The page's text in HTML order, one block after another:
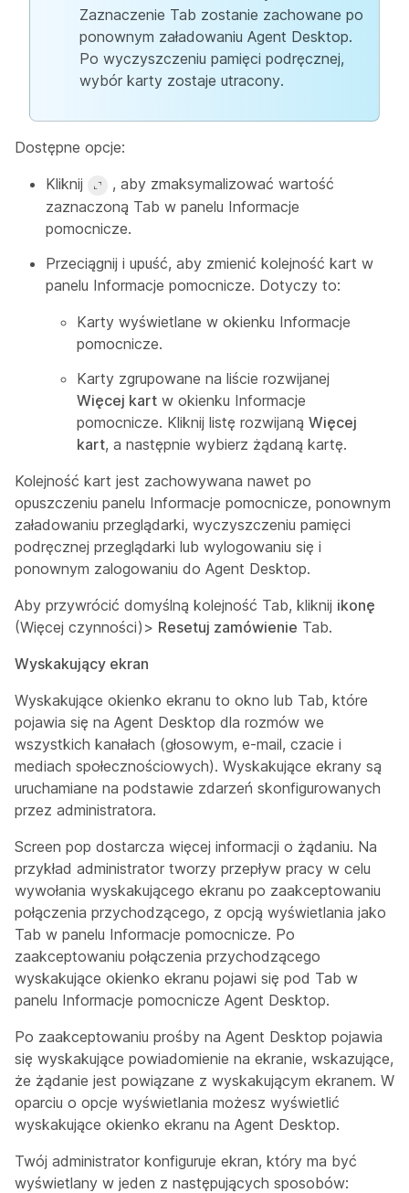
Zaznaczenie Tab zostanie zachowane po
ponownym załadowaniu Agent Desktop.
Po wyczyszczeniu pamięci podręcznej,
wybór karty zostaje utracony.
Dostępne opcje:
Kliknij
, aby zmaksymalizować wartość
zaznaczoną Tab w panelu Informacje
pomocnicze.
Przeciągnij i upuść, aby zmienić kolejność kart w
panelu Informacje pomocnicze. Dotyczy to:
Karty wyświetlane w okienku Informacje
pomocnicze.
Karty zgrupowane na liście rozwijanej
Więcej kart w okienku Informacje
pomocnicze. Kliknij listę rozwijaną Więcej
kart, a następnie wybierz żądaną kartę.
Kolejność kart jest zachowywana nawet po
opuszczeniu panelu Informacje pomocnicze, ponownym
załadowaniu przeglądarki, wyczyszczeniu pamięci
podręcznej przeglądarki lub wylogowaniu się i
ponownym zalogowaniu do Agent Desktop.
Aby przywrócić domyślną kolejność Tab, kliknij ikonę
(Więcej czynności)> Resetuj zamówienie Tab.
Wyskakujący ekran
Wyskakujące okienko ekranu to okno lub Tab, które
pojawia się na Agent Desktop dla rozmów we
wszystkich kanałach (głosowym, e-mail, czacie i
mediach społecznościowych). Wyskakujące ekrany są
uruchamiane na podstawie zdarzeń skonfigurowanych
przez administratora.
Screen pop dostarcza więcej informacji o żądaniu. Na
przykład administrator tworzy przepływ pracy w celu
wywołania wyskakującego ekranu po zaakceptowaniu
połączenia przychodzącego, z opcją wyświetlania jako
Tab w panelu Informacje pomocnicze. Po
zaakceptowaniu połączenia przychodzącego
wyskakujące okienko ekranu pojawi się pod Tab w
panelu Informacje pomocnicze Agent Desktop.
Po zaakceptowaniu prośby na Agent Desktop pojawia
się wyskakujące powiadomienie na ekranie, wskazujące,
że żądanie jest powiązane z wyskakującym ekranem. W
oparciu o opcje wyświetlania możesz wyświetlić
wyskakujące okienko ekranu na Agent Desktop.
Twój administrator konfiguruje ekran, który ma być
wyświetlany w jeden z następujących sposobów: